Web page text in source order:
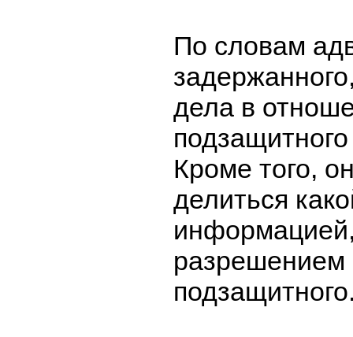
По словам
дела в
Кроме того,
делиться
разрешением